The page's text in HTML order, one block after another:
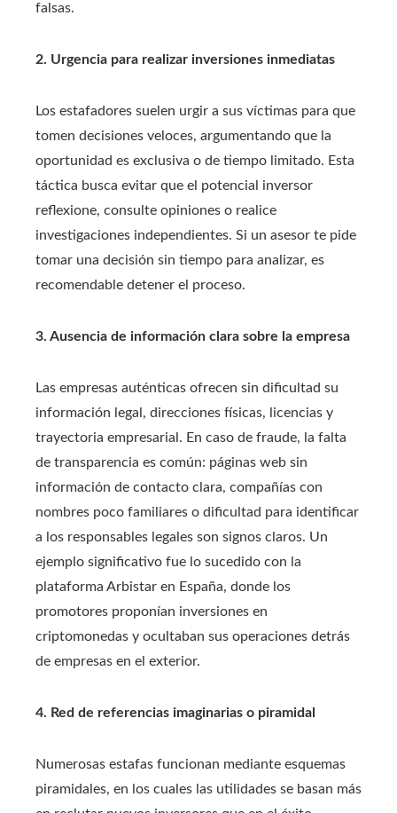
falsas.
2. Urgencia para realizar inversiones inmediatas
Los estafadores suelen urgir a sus víctimas para que
tomen decisiones veloces, argumentando que la
oportunidad es exclusiva o de tiempo limitado. Esta
táctica busca evitar que el potencial inversor
reflexione, consulte opiniones o realice
investigaciones independientes. Si un asesor te pide
tomar una decisión sin tiempo para analizar, es
recomendable detener el proceso.
3. Ausencia de información clara sobre la empresa
Las empresas auténticas ofrecen sin dificultad su
información legal, direcciones físicas, licencias y
trayectoria empresarial. En caso de fraude, la falta
de transparencia es común: páginas web sin
información de contacto clara, compañías con
nombres poco familiares o dificultad para identificar
a los responsables legales son signos claros. Un
ejemplo significativo fue lo sucedido con la
plataforma Arbistar en España, donde los
promotores proponían inversiones en
criptomonedas y ocultaban sus operaciones detrás
de empresas en el exterior.
4. Red de referencias imaginarias o piramidal
Numerosas estafas funcionan mediante esquemas
piramidales, en los cuales las utilidades se basan más